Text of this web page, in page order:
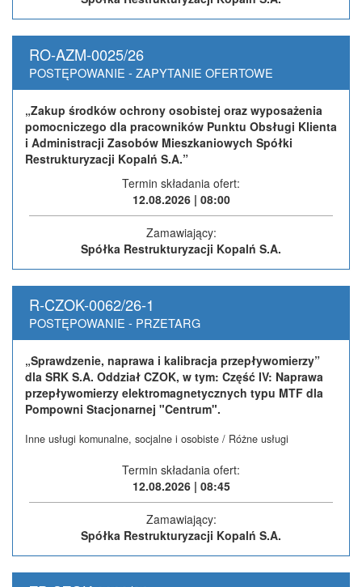
RO-AZM-0025/26
POSTĘPOWANIE - ZAPYTANIE OFERTOWE
„Zakup środków ochrony osobistej oraz wyposażenia
pomocniczego dla pracowników Punktu Obsługi Klienta
i Administracji Zasobów Mieszkaniowych Spółki
Restrukturyzacji Kopalń S.A.”
Termin składania ofert:
12.08.2026 | 08:00
Zamawiający:
Spółka Restrukturyzacji Kopalń S.A.
R-CZOK-0062/26-1
POSTĘPOWANIE - PRZETARG
„Sprawdzenie, naprawa i kalibracja przepływomierzy”
dla SRK S.A. Oddział CZOK, w tym: Część IV: Naprawa
przepływomierzy elektromagnetycznych typu MTF dla
Pompowni Stacjonarnej "Centrum".
Inne usługi komunalne, socjalne i osobiste / Różne usługi
Termin składania ofert:
12.08.2026 | 08:45
Zamawiający:
Spółka Restrukturyzacji Kopalń S.A.